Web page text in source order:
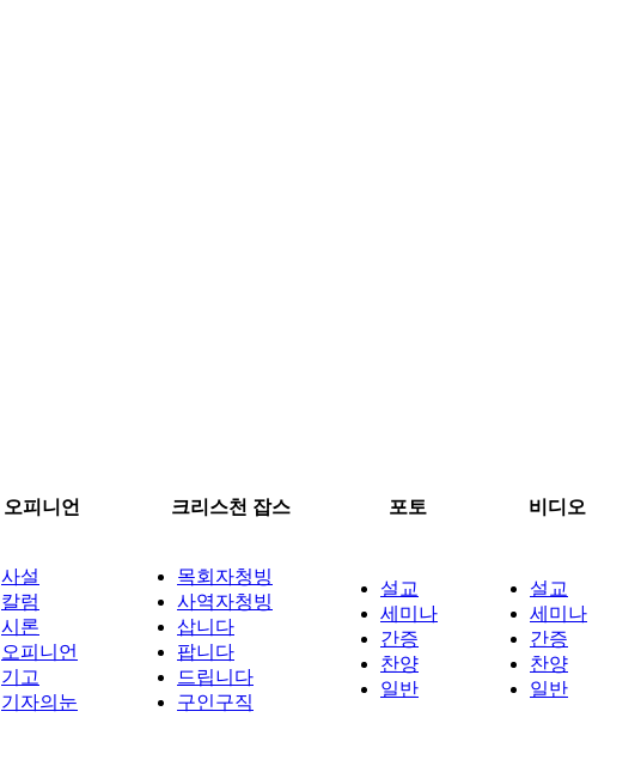
오피니언 크리스천 잡스 포토 비디오
사설
칼럼
시론
오피니언
기고
기자의눈
목회자청빙
사역자청빙
삽니다
팝니다
드립니다
구인구직
설교
세미나
간증
찬양
일반
설교
세미나
간증
찬양
일반